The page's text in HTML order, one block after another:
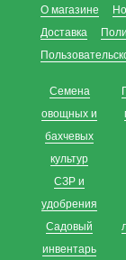
О магазине
Доставка
Семена
овощных и
бахчевых
культур
СЗР и
удобрения
Садовый
инвентарь